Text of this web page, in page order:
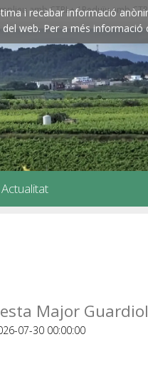
i recabar informació
web. Per a més informació
amb CTRL+ / Reduïu amb
Actualitat
Major
07-30 00:00:00